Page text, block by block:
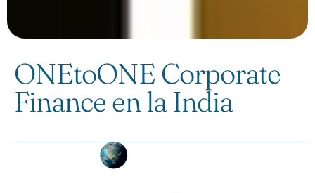
ONEtoONE Corporate
Finance en la India